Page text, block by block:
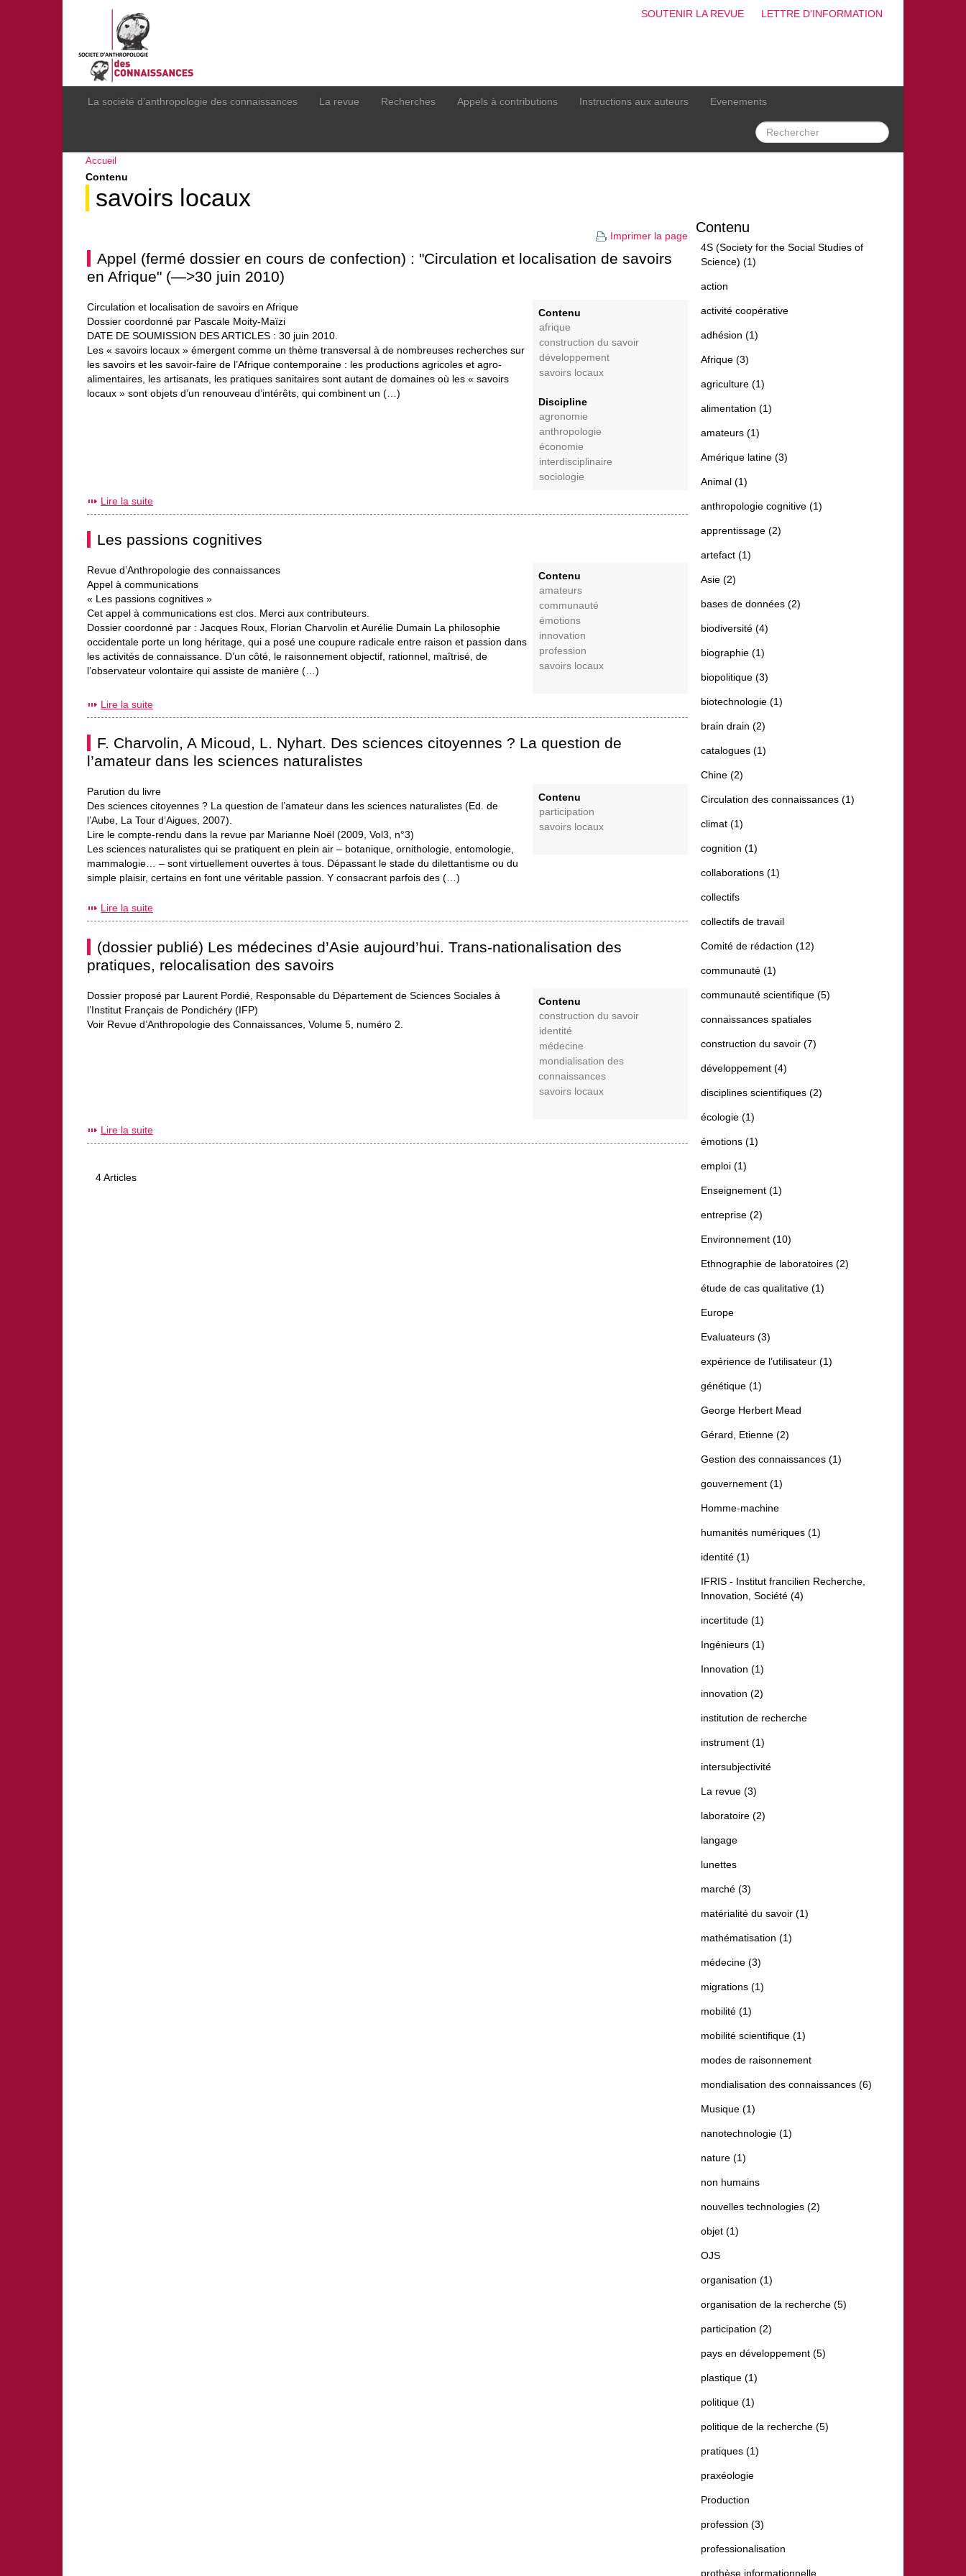
SOUTENIR LA REVUE LETTRE D'INFORMATION
La société d’anthropologie des connaissances La revue Recherches Appels à contributions Instructions aux auteurs Evenements
Accueil
Contenu
savoirs locaux
Imprimer la page
Appel (fermé dossier en cours de confection) : "Circulation et localisation de savoirs
en Afrique" (—>30 juin 2010)
Contenu
afrique
construction du savoir
développement
savoirs locaux
Discipline
agronomie
anthropologie
économie
interdisciplinaire
sociologie
Circulation et localisation de savoirs en Afrique
Dossier coordonné par Pascale Moity-Maïzi
DATE DE SOUMISSION DES ARTICLES : 30 juin 2010.
Les « savoirs locaux » émergent comme un thème transversal à de nombreuses recherches sur
les savoirs et les savoir-faire de l’Afrique contemporaine : les productions agricoles et agro-
alimentaires, les artisanats, les pratiques sanitaires sont autant de domaines où les « savoirs
locaux » sont objets d’un renouveau d’intérêts, qui combinent un (…)
Lire la suite
Les passions cognitives
Contenu
amateurs
communauté
émotions
innovation
profession
savoirs locaux
Revue d’Anthropologie des connaissances
Appel à communications
« Les passions cognitives »
Cet appel à communications est clos. Merci aux contributeurs.
Dossier coordonné par : Jacques Roux, Florian Charvolin et Aurélie Dumain La philosophie
occidentale porte un long héritage, qui a posé une coupure radicale entre raison et passion dans
les activités de connaissance. D’un côté, le raisonnement objectif, rationnel, maîtrisé, de
l’observateur volontaire qui assiste de manière (…)
Lire la suite
F. Charvolin, A Micoud, L. Nyhart. Des sciences citoyennes ? La question de
l’amateur dans les sciences naturalistes
Contenu
participation
savoirs locaux
Parution du livre
Des sciences citoyennes ? La question de l’amateur dans les sciences naturalistes (Ed. de
l’Aube, La Tour d’Aigues, 2007).
Lire le compte-rendu dans la revue par Marianne Noël (2009, Vol3, n°3)
Les sciences naturalistes qui se pratiquent en plein air – botanique, ornithologie, entomologie,
mammalogie… – sont virtuellement ouvertes à tous. Dépassant le stade du dilettantisme ou du
simple plaisir, certains en font une véritable passion. Y consacrant parfois des (…)
Lire la suite
(dossier publié) Les médecines d’Asie aujourd’hui. Trans-nationalisation des
pratiques, relocalisation des savoirs
Contenu
construction du savoir
identité
médecine
mondialisation des
connaissances
savoirs locaux
Dossier proposé par Laurent Pordié, Responsable du Département de Sciences Sociales à
l’Institut Français de Pondichéry (IFP)
Voir Revue d’Anthropologie des Connaissances, Volume 5, numéro 2.
Lire la suite
4 Articles
Contenu
4S (Society for the Social Studies of
Science) (1)
action
activité coopérative
adhésion (1)
Afrique (3)
agriculture (1)
alimentation (1)
amateurs (1)
Amérique latine (3)
Animal (1)
anthropologie cognitive (1)
apprentissage (2)
artefact (1)
Asie (2)
bases de données (2)
biodiversité (4)
biographie (1)
biopolitique (3)
biotechnologie (1)
brain drain (2)
catalogues (1)
Chine (2)
Circulation des connaissances (1)
climat (1)
cognition (1)
collaborations (1)
collectifs
collectifs de travail
Comité de rédaction (12)
communauté (1)
communauté scientifique (5)
connaissances spatiales
construction du savoir (7)
développement (4)
disciplines scientifiques (2)
écologie (1)
émotions (1)
emploi (1)
Enseignement (1)
entreprise (2)
Environnement (10)
Ethnographie de laboratoires (2)
étude de cas qualitative (1)
Europe
Evaluateurs (3)
expérience de l’utilisateur (1)
génétique (1)
George Herbert Mead
Gérard, Etienne (2)
Gestion des connaissances (1)
gouvernement (1)
Homme-machine
humanités numériques (1)
identité (1)
IFRIS - Institut francilien Recherche,
Innovation, Société (4)
incertitude (1)
Ingénieurs (1)
Innovation (1)
innovation (2)
institution de recherche
instrument (1)
intersubjectivité
La revue (3)
laboratoire (2)
langage
lunettes
marché (3)
matérialité du savoir (1)
mathématisation (1)
médecine (3)
migrations (1)
mobilité (1)
mobilité scientifique (1)
modes de raisonnement
mondialisation des connaissances (6)
Musique (1)
nanotechnologie (1)
nature (1)
non humains
nouvelles technologies (2)
objet (1)
OJS
organisation (1)
organisation de la recherche (5)
participation (2)
pays en développement (5)
plastique (1)
politique (1)
politique de la recherche (5)
pratiques (1)
praxéologie
Production
profession (3)
professionalisation
prothèse informationnelle